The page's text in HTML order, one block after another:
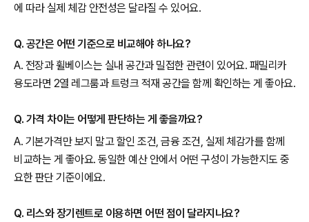
에 따라 실제 체감 안전성은 달라질 수 있어요.
Q. 공간은 어떤 기준으로 비교해야 하나요?
A. 전장과 휠베이스는 실내 공간과 밀접한 관련이 있어요. 패밀리카
용도라면 2열 레그룸과 트렁크 적재 공간을 함께 확인하는 게 좋아요.
Q. 가격 차이는 어떻게 판단하는 게 좋을까요?
A. 기본가격만 보지 말고 할인 조건, 금융 조건, 실제 체감가를 함께
비교하는 게 좋아요. 동일한 예산 안에서 어떤 구성이 가능한지도 중
요한 판단 기준이에요.
Q. 리스와 장기렌트로 이용하면 어떤 점이 달라지나요?